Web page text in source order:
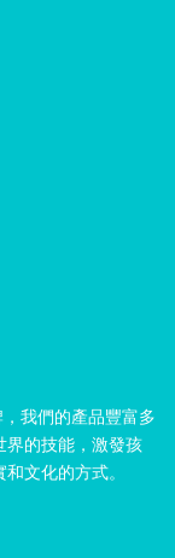
我們的產品豐富多
界的技能，激發孩
文化的方式。